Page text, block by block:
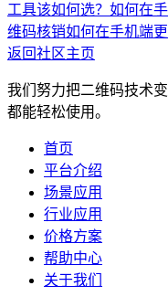
工具该如何选？ 如何在
维码核销如何在手机端
返回社区主页
我们努力把二维码技术
都能轻松使用。
首页
平台介绍
场景应用
行业应用
价格方案
帮助中心
关于我们